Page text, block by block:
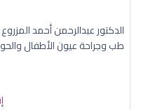
الدكتور عبدالرحمن أحمد
طب وجراحة عيون الأطفال